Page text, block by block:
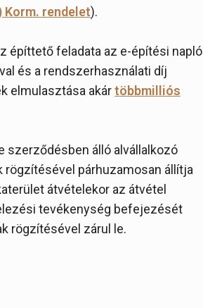
Korm. rendelet).
építtető feladata az e-építési napló
és a rendszerhasználati díj
elmulasztása akártöbbmilliós
szerződésben álló alvállalkozó
rögzítésével párhuzamosan állítja
átvételekor az átvétel
tevékenység befejezését
rögzítésével zárul le.